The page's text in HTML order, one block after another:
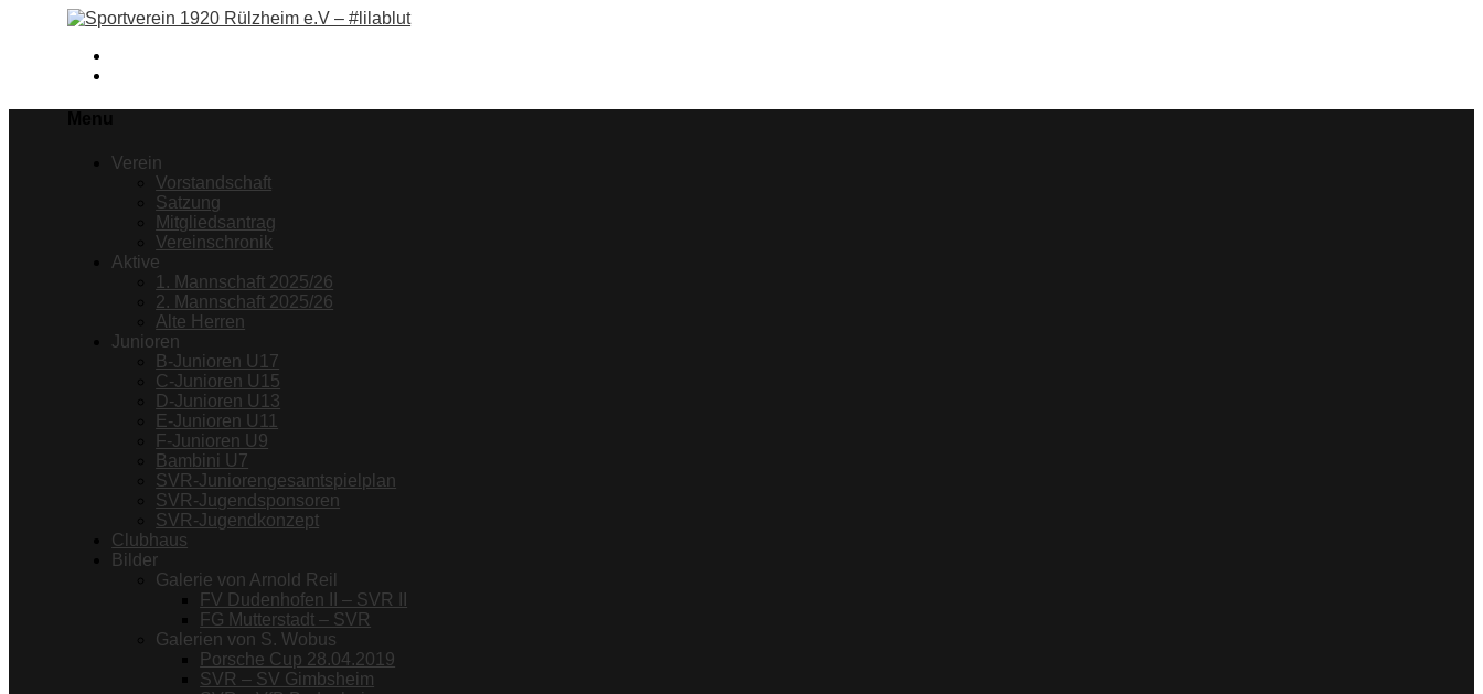
Verein
Vorstandschaft
Satzung
Mitgliedsantrag
Vereinschronik
Aktive
1. Mannschaft 2025/26
2. Mannschaft 2025/26
Alte Herren
Junioren
B-Junioren U17
C-Junioren U15
D-Junioren U13
E-Junioren U11
F-Junioren U9
Bambini U7
SVR-Juniorengesamtspielplan
SVR-Jugendsponsoren
SVR-Jugendkonzept
Clubhaus
Bilder
Galerie von Arnold Reil
FV Dudenhofen II – SVR II
FG Mutterstadt – SVR
Galerien von S. Wobus
Porsche Cup 28.04.2019
SVR – SV Gimbsheim